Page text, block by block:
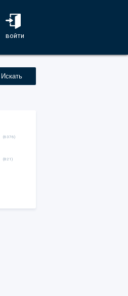
войти
Искать
(6376)
(821)